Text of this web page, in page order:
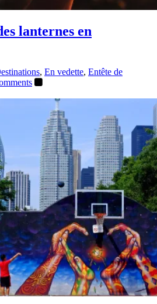
lanternes en
, En vedette, Entête de